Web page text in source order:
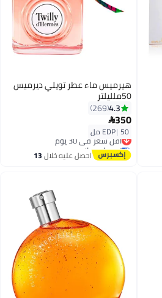
هيرميس ماء عطر تويلي ديرميس
50ملليلتر
4.3
269
350
EDP|50 ملأقل سعر في 30 يوم
توصيل مجاني
أقل سعر في 30 يوماحصل عليه خلال13